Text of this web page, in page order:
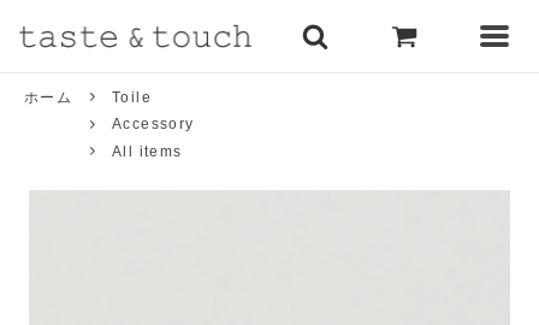
ホーム
Toile
Accessory
All items